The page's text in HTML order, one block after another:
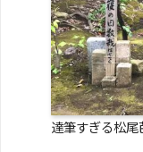
達筆すぎる松